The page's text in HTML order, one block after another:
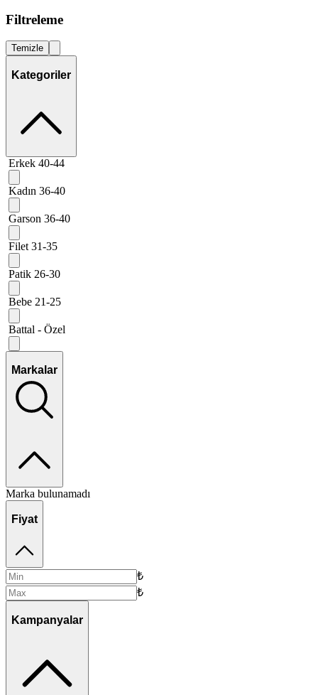
Filtreleme
Temizle
Kategoriler
Erkek 40-44
Kadın 36-40
Garson 36-40
Filet 31-35
Patik 26-30
Bebe 21-25
Battal - Özel
Markalar
Marka bulunamadı
Fiyat
₺
₺
Kampanyalar